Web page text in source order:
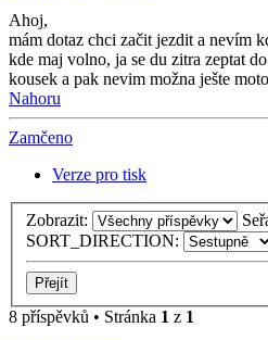
Ahoj,
mám dotaz chci začit jezdit a nevím
kde maj volno, ja se du zitra zeptat
kousek a pak nevim možna ješte
Nahoru
Zamčeno
Verze pro tisk
Zobrazit:
SORT_DIRECTION:
8 příspěvků • Stránka 1 z 1